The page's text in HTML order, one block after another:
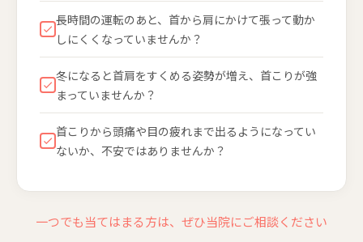
長時間の運転のあと、首から肩にかけて張って動か
しにくくなっていませんか？
冬になると首肩をすくめる姿勢が増え、首こりが強
まっていませんか？
首こりから頭痛や目の疲れまで出るようになってい
ないか、不安ではありませんか？
一つでも当てはまる方は、ぜひ当院にご相談ください